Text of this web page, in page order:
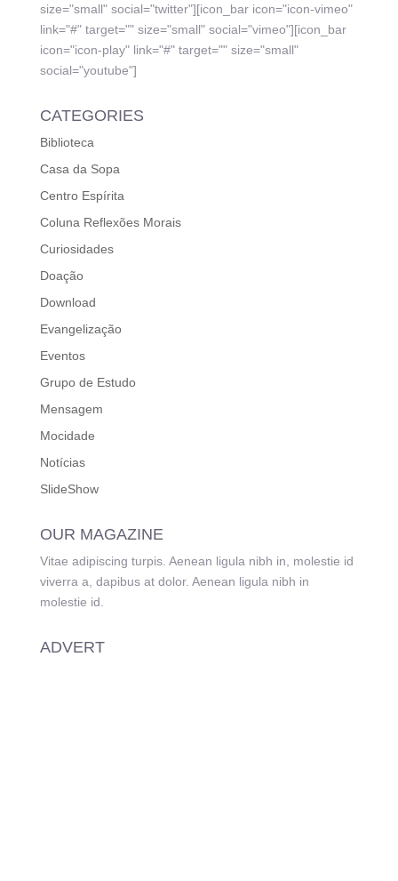
size="small" social="twitter"][icon_bar icon="icon-vimeo"
link="#" target="" size="small" social="vimeo"][icon_bar
icon="icon-play" link="#" target="" size="small"
social="youtube"]
CATEGORIES
Biblioteca
Casa da Sopa
Centro Espírita
Coluna Reflexões Morais
Curiosidades
Doação
Download
Evangelização
Eventos
Grupo de Estudo
Mensagem
Mocidade
Notícias
SlideShow
OUR MAGAZINE
Vitae adipiscing turpis. Aenean ligula nibh in, molestie id
viverra a, dapibus at dolor. Aenean ligula nibh in
molestie id.
ADVERT